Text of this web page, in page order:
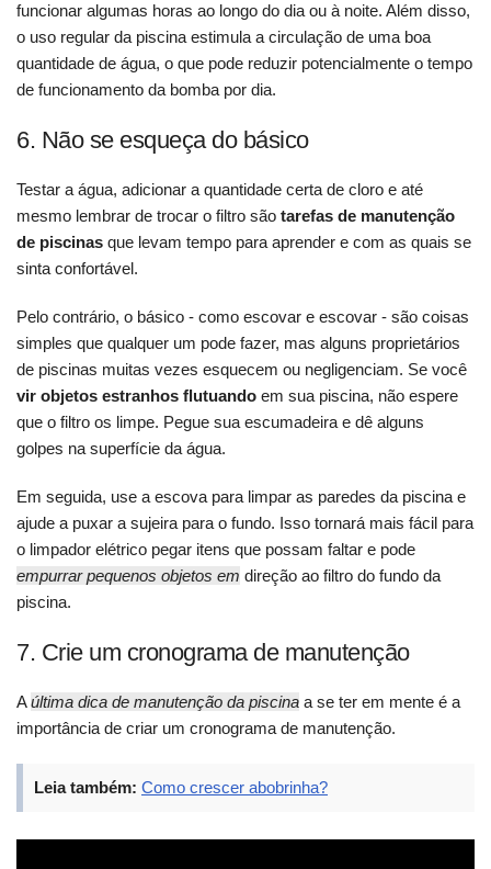
funcionar algumas horas ao longo do dia ou à noite. Além disso,
o uso regular da piscina estimula a circulação de uma boa
quantidade de água, o que pode reduzir potencialmente o tempo
de funcionamento da bomba por dia.
6. Não se esqueça do básico
Testar a água, adicionar a quantidade certa de cloro e até
mesmo lembrar de trocar o filtro são tarefas de manutenção
de piscinas que levam tempo para aprender e com as quais se
sinta confortável.
Pelo contrário, o básico - como escovar e escovar - são coisas
simples que qualquer um pode fazer, mas alguns proprietários
de piscinas muitas vezes esquecem ou negligenciam. Se você
vir objetos estranhos flutuando em sua piscina, não espere
que o filtro os limpe. Pegue sua escumadeira e dê alguns
golpes na superfície da água.
Em seguida, use a escova para limpar as paredes da piscina e
ajude a puxar a sujeira para o fundo. Isso tornará mais fácil para
o limpador elétrico pegar itens que possam faltar e pode
empurrar pequenos objetos em direção ao filtro do fundo da
piscina.
7. Crie um cronograma de manutenção
Aúltima dica de manutenção da piscina a se ter em mente é a
importância de criar um cronograma de manutenção.
Leia também: Como crescer abobrinha?